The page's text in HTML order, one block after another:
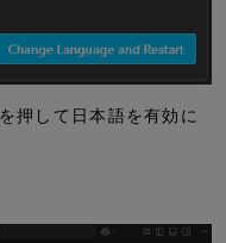
押して日本語を有効に